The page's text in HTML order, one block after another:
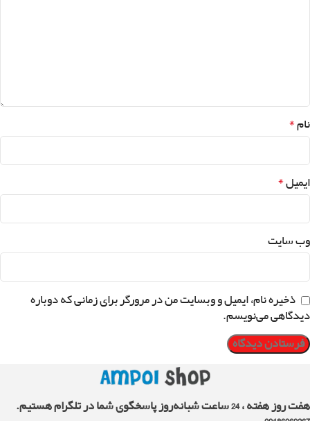
نام*
ایمیل*
وب‌ سایت
ذخیره نام، ایمیل و وبسایت من در مرورگر برای زمانی که دوباره
دیدگاهی می‌نویسم.
هفت روز هفته ، 24 ساعت شبانه‌روز پاسخگوی شما در تلگرام هستیم.